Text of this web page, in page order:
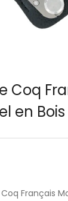
Coq
en
Français